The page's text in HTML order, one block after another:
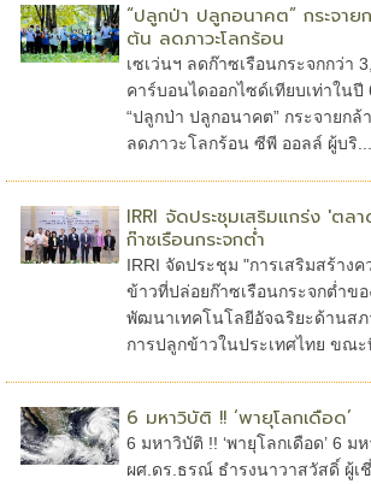
“ปลูกป่า ปลูกอนาคต” กระจาย
ต้น ลดภาวะโลกร้อน
เซเว่นฯ ลดก๊าซเรือนกระจกกว่า
คาร์บอนไดออกไซด์เทียบเท่าในปี
“ปลูกป่า ปลูกอนาคต” กระจายกล้
ลดภาวะโลกร้อน ซีพี ออลล์ ผู้บริ...
IRRI จัดประชุมเสริมแกร่ง 'ตล
ก๊าซเรือนกระจกต่ำ
IRRI จัดประชุม "การเสริมสร้าง
ข้าวที่ปล่อยก๊าซเรือนกระจกต่ำขอ
พัฒนาเทคโนโลยีอัจฉริยะด้านส
การปลูกข้าวในประเทศไทย ขณะ
6 มหาวิบัติ !! ‘พายุโลกเดือด’
6 มหาวิบัติ !! ‘พายุโลกเดือด’ 6 ม
ผศ.ดร.ธรณ์ ธำรงนาวาสวัสดิ์ ผู้เ